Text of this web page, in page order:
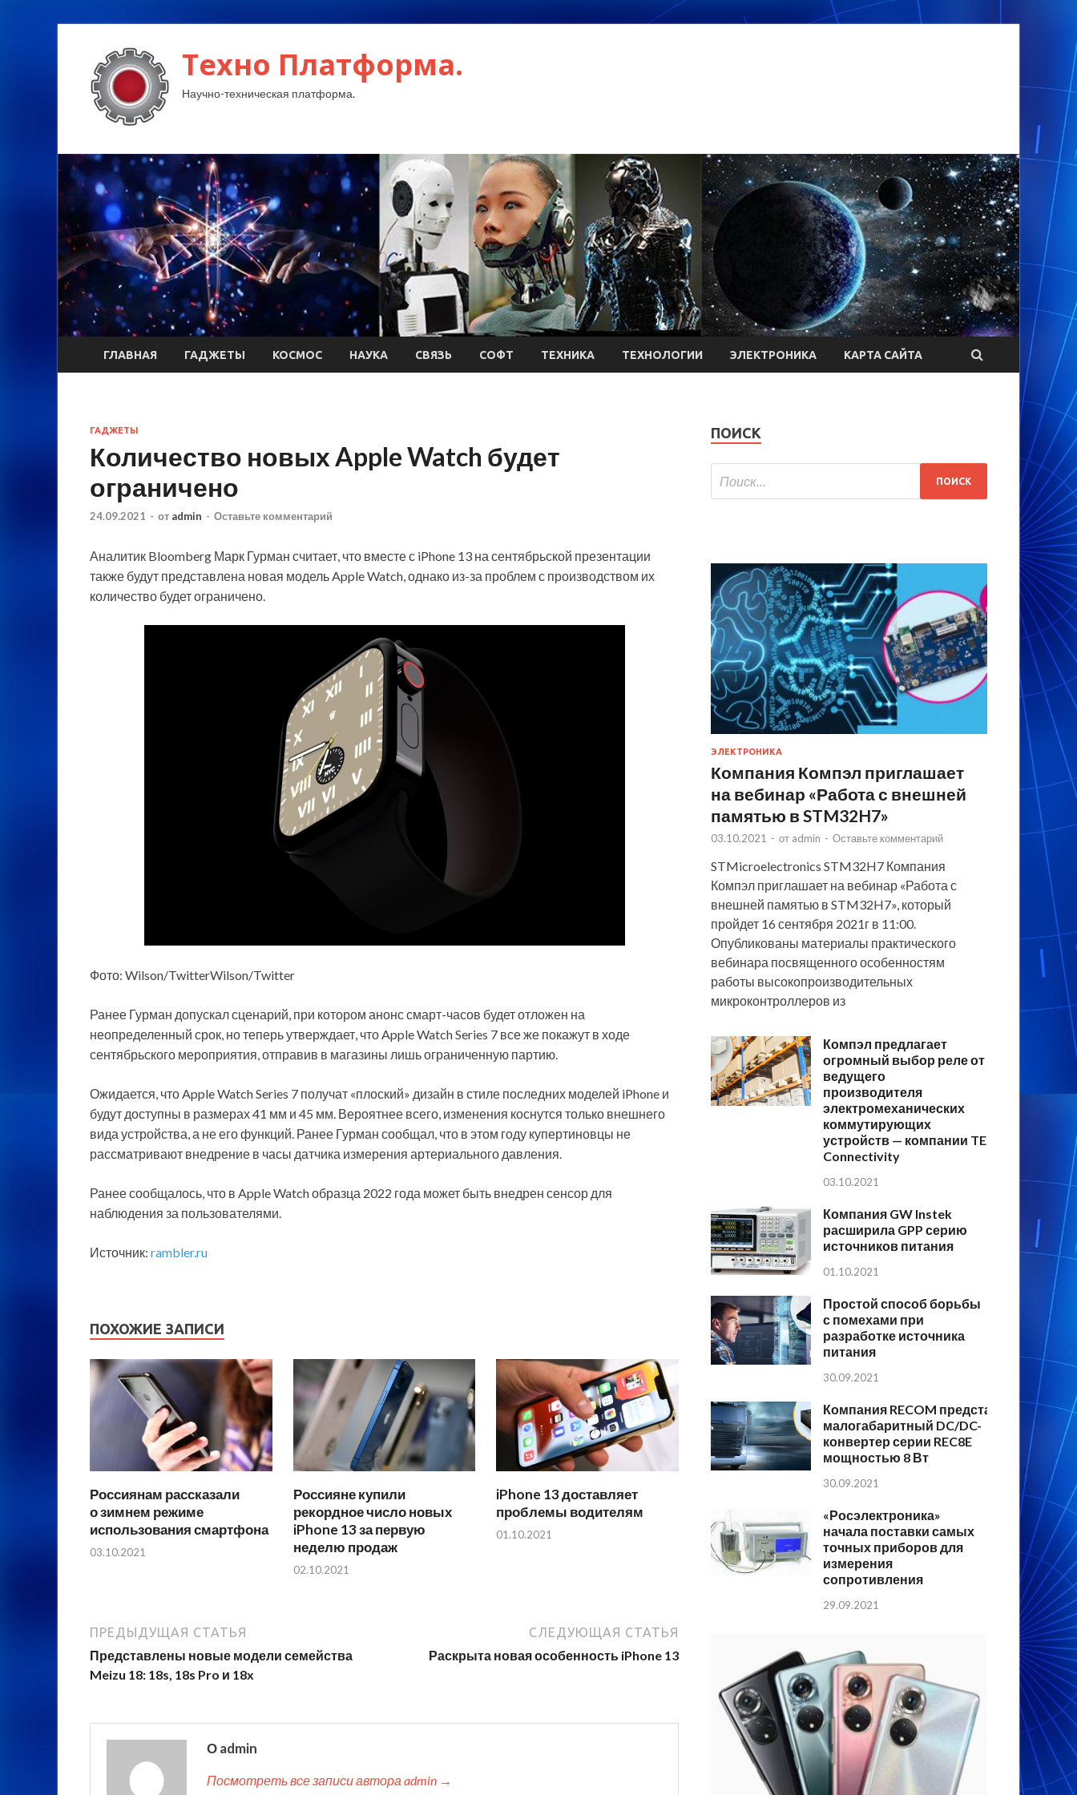
Техно Платформа.
Научно-техническая платформа.
ГЛАВНАЯ ГАДЖЕТЫ КОСМОС НАУКА СВЯЗЬ СОФТ ТЕХНИКА ТЕХНОЛОГИИ ЭЛЕКТРОНИКА КАРТА САЙТА
ГАДЖЕТЫ
Количество новых Apple Watch будет
ограничено
24.09.2021 - от admin - Оставьте комментарий
Аналитик Bloomberg Марк Гурман считает, что вместе с iPhone 13 на сентябрьской презентации
также будут представлена новая модель Apple Watch, однако из-за проблем с производством их
количество будет ограничено.
Фото: Wilson/TwitterWilson/Twitter
Ранее Гурман допускал сценарий, при котором анонс смарт-часов будет отложен на
неопределенный срок, но теперь утверждает, что Apple Watch Series 7 все же покажут в ходе
сентябрьского мероприятия, отправив в магазины лишь ограниченную партию.
Ожидается, что Apple Watch Series 7 получат «плоский» дизайн в стиле последних моделей iPhone и
будут доступны в размерах 41 мм и 45 мм. Вероятнее всего, изменения коснутся только внешнего
вида устройства, а не его функций. Ранее Гурман сообщал, что в этом году купертиновцы не
рассматривают внедрение в часы датчика измерения артериального давления.
Ранее сообщалось, что в Apple Watch образца 2022 года может быть внедрен сенсор для
наблюдения за пользователями.
Источник: rambler.ru
ПОХОЖИЕ ЗАПИСИ
Россиянам рассказали
о зимнем режиме
использования смартфона
03.10.2021
Россияне купили
рекордное число новых
iPhone 13 за первую
неделю продаж
02.10.2021
iPhone 13 доставляет
проблемы водителям
01.10.2021
ПРЕДЫДУЩАЯ СТАТЬЯ
Представлены новые модели семейства
Meizu 18: 18s, 18s Pro и 18x
СЛЕДУЮЩАЯ СТАТЬЯ
Раскрыта новая особенность iPhone 13
О admin
Посмотреть все записи автора admin →
ПОИСК
ЭЛЕКТРОНИКА
Компания Компэл приглашает
на вебинар «Работа с внешней
памятью в STM32H7»
03.10.2021 - от admin - Оставьте комментарий
STMicroelectronics STM32H7 Компания
Компэл приглашает на вебинар «Работа с
внешней памятью в STM32H7», который
пройдет 16 сентября 2021г в 11:00.
Опубликованы материалы практического
вебинара посвященного особенностям
работы высокопроизводительных
микроконтроллеров из
Компэл предлагает
огромный выбор реле от
ведущего
производителя
электромеханических
коммутирующих
устройств — компании TE
Connectivity
03.10.2021
Компания GW Instek
расширила GPP серию
источников питания
01.10.2021
Простой способ борьбы
с помехами при
разработке источника
питания
30.09.2021
Компания RECOM представляет
малогабаритный DC/DC-
конвертер серии REC8E
мощностью 8 Вт
30.09.2021
«Росэлектроника»
начала поставки самых
точных приборов для
измерения
сопротивления
29.09.2021